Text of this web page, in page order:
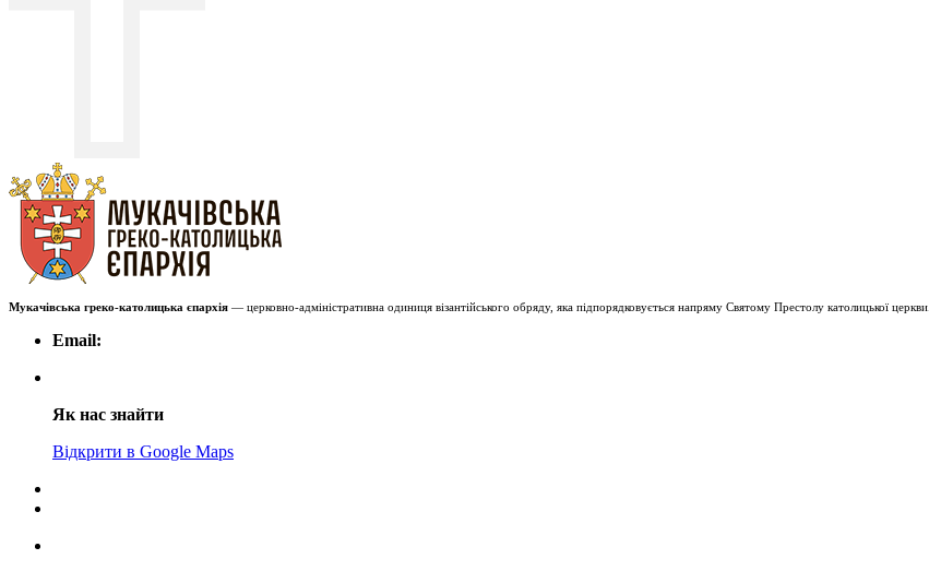
Мукачівська греко-католицька єпархія — церковно-адміністративна одиниця візантійського обряду, яка підпорядковується напряму Святому Престолу католицької церкви.
Email:
Як нас знайти
Відкрити в Google Maps